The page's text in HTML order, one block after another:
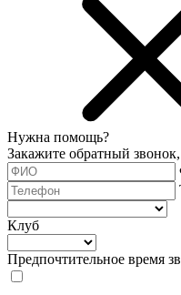
Нужна помощь?
Закажите обратный
Клуб
Предпочтительное время